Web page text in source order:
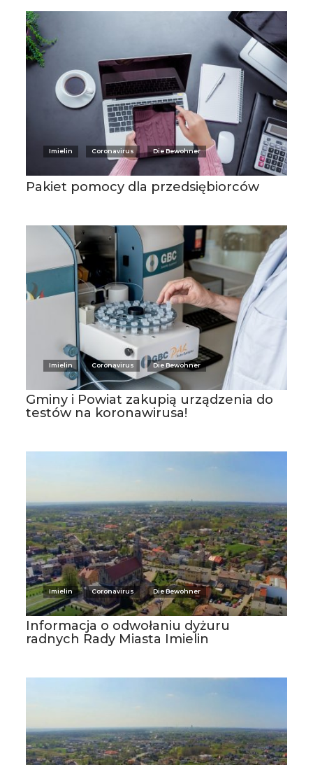
Imielin Coronavirus Die Bewohner
Pakiet pomocy dla przedsiębiorców
Imielin Coronavirus Die Bewohner
Gminy i Powiat zakupią urządzenia do
testów na koronawirusa!
Imielin Coronavirus Die Bewohner
Informacja o odwołaniu dyżuru
radnych Rady Miasta Imielin